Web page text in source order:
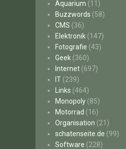
Aquarium (11)
Buzzwords (58)
CMS (36)
Elektronik (147)
Fotografie (43)
Geek (360)
Internet (697)
IT (239)
Links (464)
Monopoly (85)
Motorrad (16)
Organisation (21)
schatenseite.de (99)
Software (228)